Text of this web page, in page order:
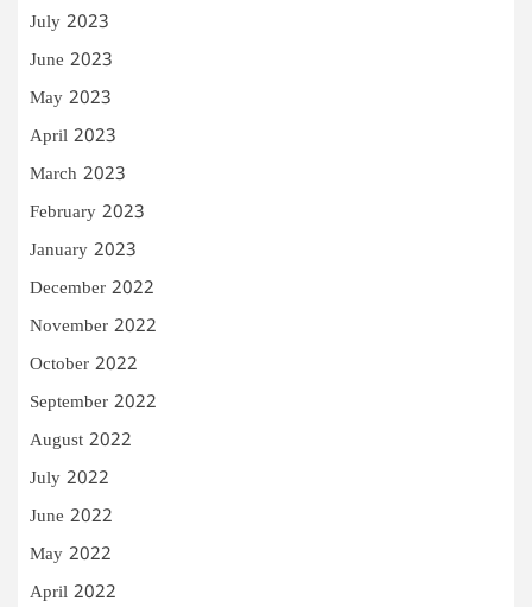
July 2023
June 2023
May 2023
April 2023
March 2023
February 2023
January 2023
December 2022
November 2022
October 2022
September 2022
August 2022
July 2022
June 2022
May 2022
April 2022